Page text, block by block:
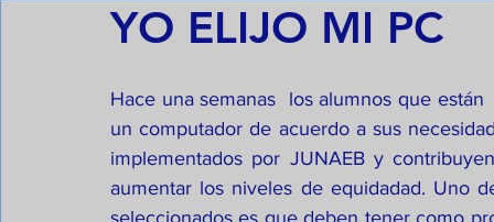
YO ELIJO MI PC
Hace una semanas  los alumnos que
un computador de acuerdo a sus
implementados por JUNAEB y
aumentar los niveles de equidadad. Uno
seleccionados es que deben tener como